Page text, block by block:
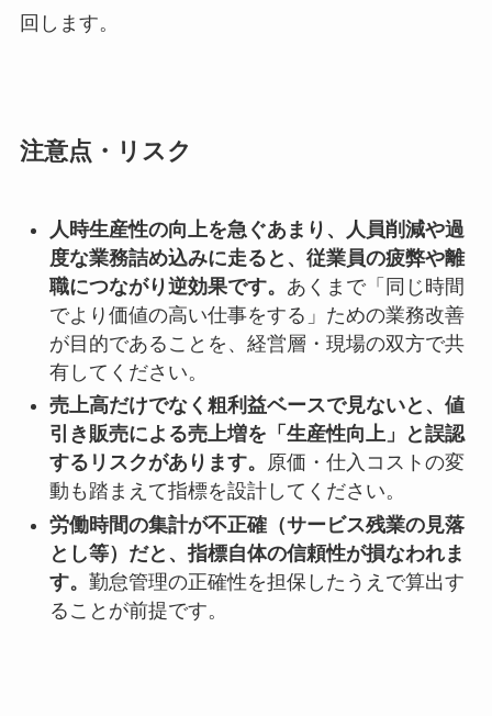
回します。
注意点・リスク
人時生産性の向上を急ぐあまり、人員削減や過
度な業務詰め込みに走ると、従業員の疲弊や離
職につながり逆効果です。 あくまで「同じ時間
でより価値の高い仕事をする」ための業務改善
が目的であることを、経営層・現場の双方で共
有してください。
売上高だけでなく粗利益ベースで見ないと、値
引き販売による売上増を「生産性向上」と誤認
するリスクがあります。
原価・仕入コストの変
動も踏まえて指標を設計してください。
労働時間の集計が不正確（サービス残業の見落
とし等）だと、指標自体の信頼性が損なわれま
す。 勤怠管理の正確性を担保したうえで算出す
ることが前提です。